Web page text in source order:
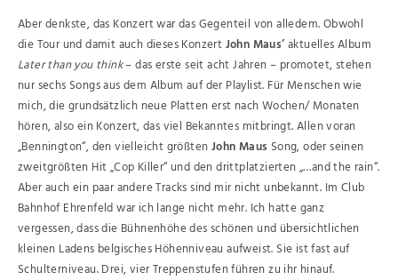
Aber denkste, das Konzert war das Gegenteil von alledem. Obwohl
die Tour und damit auch dieses KonzertJohn Maus’aktuelles Album
Later than you think– das erste seit acht Jahren – promotet, stehen
nur sechs Songs aus dem Album auf der Playlist. Für Menschen wie
mich, die grundsätzlich neue Platten erst nach Wochen/ Monaten
hören, also ein Konzert, das viel Bekanntes mitbringt. Allen voran
„Bennington“, den vielleicht größtenJohn Maus Song, oder seinen
zweitgrößten Hit „Cop Killer“ und den drittplatzierten „…and the rain“.
Aber auch ein paar andere Tracks sind mir nicht unbekannt. Im Club
Bahnhof Ehrenfeld war ich lange nicht mehr. Ich hatte ganz
vergessen, dass die Bühnenhöhe des schönen und übersichtlichen
kleinen Ladens belgisches Höhenniveau aufweist. Sie ist fast auf
Schulterniveau. Drei, vier Treppenstufen führen zu ihr hinauf.